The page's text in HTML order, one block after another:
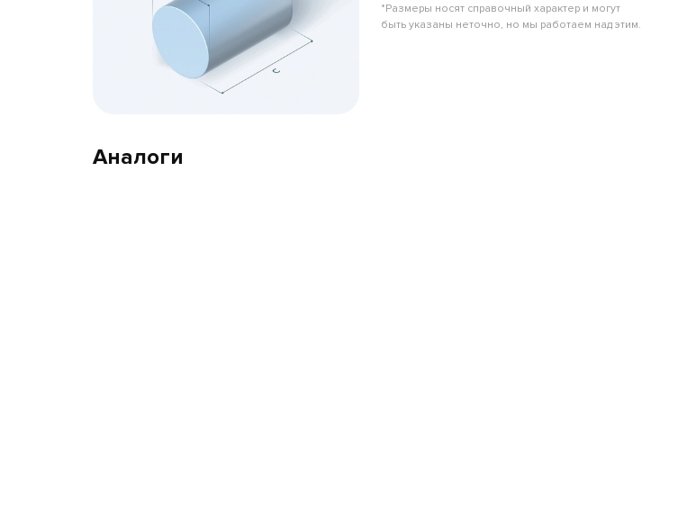
*Размеры носят справочный характер и могут
быть указаны неточно, но мы работаем над этим.
Аналоги